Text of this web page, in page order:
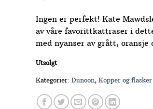
Ingen er perfekt! Kate
av våre favorittkattraser i
med nyanser av grått, oransje
Utsolgt
Kategorier: Dunoon, Kopper og flasker